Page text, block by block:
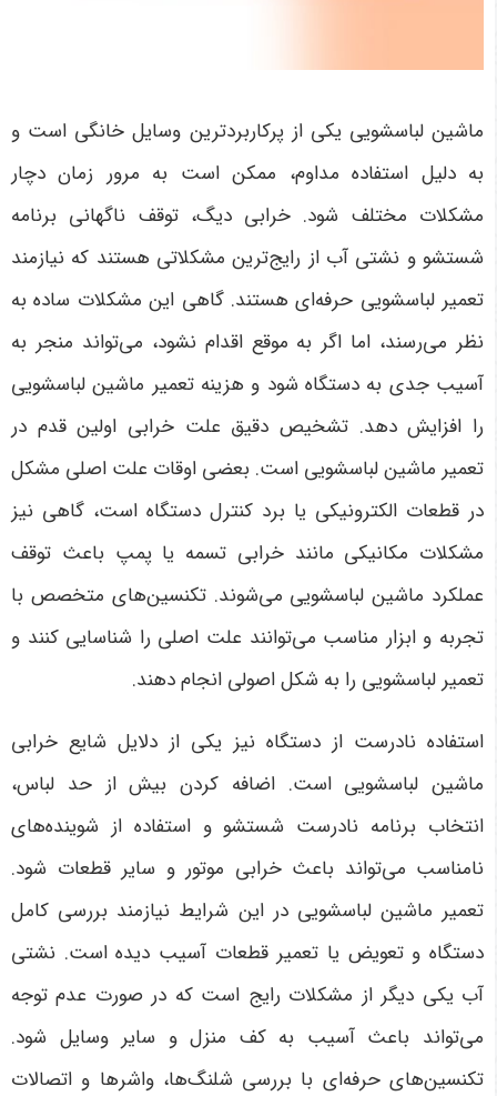
ماشین لباسشویی یکی از پرکاربردترین وسایل خانگی است و
به دلیل استفاده مداوم، ممکن است به مرور زمان دچار
مشکلات مختلف شود. خرابی دیگ، توقف ناگهانی برنامه
شستشو و نشتی آب از رایج‌ترین مشکلاتی هستند که نیازمند
تعمیر لباسشویی حرفه‌ای هستند. گاهی این مشکلات ساده به
نظر می‌رسند، اما اگر به موقع اقدام نشود، می‌تواند منجر به
آسیب جدی به دستگاه شود و هزینه تعمیر ماشین لباسشویی
را افزایش دهد. تشخیص دقیق علت خرابی اولین قدم در
تعمیر ماشین لباسشویی است. بعضی اوقات علت اصلی مشکل
در قطعات الکترونیکی یا برد کنترل دستگاه است، گاهی نیز
مشکلات مکانیکی مانند خرابی تسمه یا پمپ باعث توقف
عملکرد ماشین لباسشویی می‌شوند. تکنسین‌های متخصص با
تجربه و ابزار مناسب می‌توانند علت اصلی را شناسایی کنند و
تعمیر لباسشویی را به شکل اصولی انجام دهند.
استفاده نادرست از دستگاه نیز یکی از دلایل شایع خرابی
ماشین لباسشویی است. اضافه کردن بیش از حد لباس،
انتخاب برنامه نادرست شستشو و استفاده از شوینده‌های
نامناسب می‌تواند باعث خرابی موتور و سایر قطعات شود.
تعمیر ماشین لباسشویی در این شرایط نیازمند بررسی کامل
دستگاه و تعویض یا تعمیر قطعات آسیب دیده است. نشتی
آب یکی دیگر از مشکلات رایج است که در صورت عدم توجه
می‌تواند باعث آسیب به کف منزل و سایر وسایل شود.
تکنسین‌های حرفه‌ای با بررسی شلنگ‌ها، واشرها و اتصالات